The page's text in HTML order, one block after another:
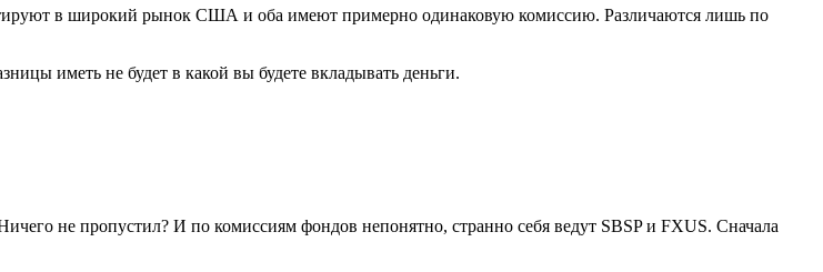
в широкий рынок США и оба имеют примерно одинаковую комиссию. Различаются лишь по
иметь не будет в какой вы будете вкладывать деньги.
не пропустил? И по комиссиям фондов непонятно, странно себя ведут SBSP и FXUS. Сначала